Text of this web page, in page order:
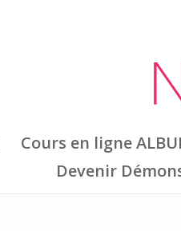
Cours en ligne
Devenir